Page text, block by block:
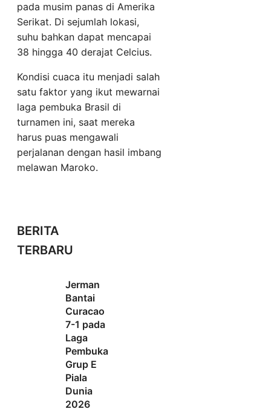
pada musim panas di Amerika
Serikat. Di sejumlah lokasi,
suhu bahkan dapat mencapai
38 hingga 40 derajat Celcius.
Kondisi cuaca itu menjadi salah
satu faktor yang ikut mewarnai
laga pembuka Brasil di
turnamen ini, saat mereka
harus puas mengawali
perjalanan dengan hasil imbang
melawan Maroko.
BERITA
TERBARU
Jerman
Bantai
Curacao
7-1 pada
Laga
Pembuka
Grup E
Piala
Dunia
2026